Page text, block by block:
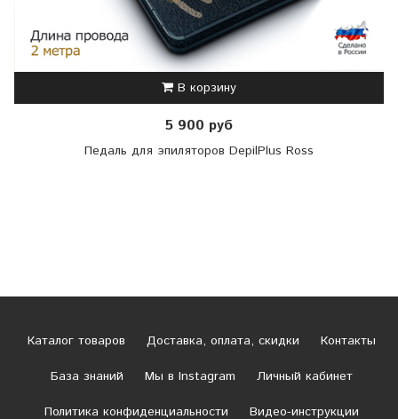
В корзину
5 900 руб
Педаль для эпиляторов DepilPlus Ross
Каталог товаров Доставка, оплата, скидки
Контакты
База знаний
Мы в Instagram
Личный кабинет
Политика конфиденциальности
Видео-инструкции